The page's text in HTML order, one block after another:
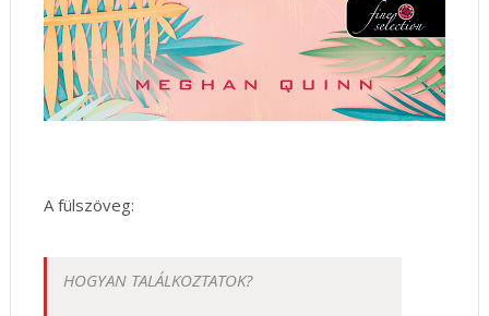
A fülszöveg:
HOGYAN TALÁLKOZTATOK?